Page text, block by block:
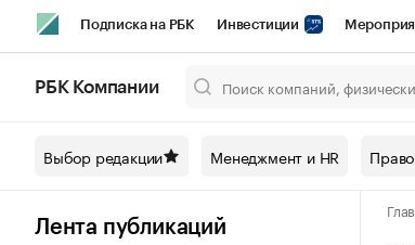
Подписка на РБК Инвестиции
Спецпроекты СПб Конференции СПб
Технологии и медиа Рынок
РБК Компании
Выбор редакции Менеджмент и HR
Лента публикаций